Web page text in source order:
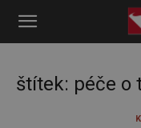
Instinkt
štítek: péče o